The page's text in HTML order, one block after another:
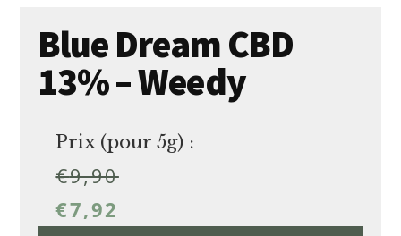
Blue Dream CBD
13% – Weedy
Prix (pour 5g) :
€9,90
€7,92